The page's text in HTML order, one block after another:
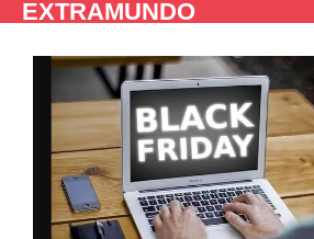
Saltar
contenido
EXTRAMUNDO